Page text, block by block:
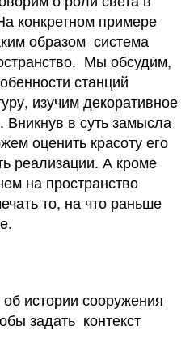
конкретном примере
образом система
Мы обсудим,
станций
изучим декоративное
Вникнув в суть замысла
оценить красоту его
реализации. А кроме
на пространство
то, на что раньше
истории сооружения
задать контекст